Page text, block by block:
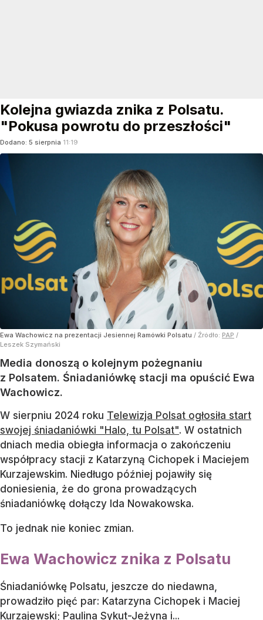
Kolejna gwiazda znika z Polsatu.
"Pokusa powrotu do przeszłości"
Dodano: 5 sierpnia 11:19
Ewa Wachowicz na prezentacji Jesiennej Ramówki Polsatu / Źródło: PAP /
Leszek Szymański
Media donoszą o kolejnym pożegnaniu
z Polsatem. Śniadaniówkę stacji ma opuścić Ewa
Wachowicz.
W sierpniu 2024 roku Telewizja Polsat ogłosiła start
swojej śniadaniówki "Halo, tu Polsat". W ostatnich
dniach media obiegła informacja o zakończeniu
współpracy stacji z Katarzyną Cichopek i Maciejem
Kurzajewskim. Niedługo później pojawiły się
doniesienia, że do grona prowadzących
śniadaniówkę dołączy Ida Nowakowska.
To jednak nie koniec zmian.
Ewa Wachowicz znika z Polsatu
Śniadaniówkę Polsatu, jeszcze do niedawna,
prowadziło pięć par: Katarzyna Cichopek i Maciej
Kurzajewski; Paulina Sykut-Jeżyna i...